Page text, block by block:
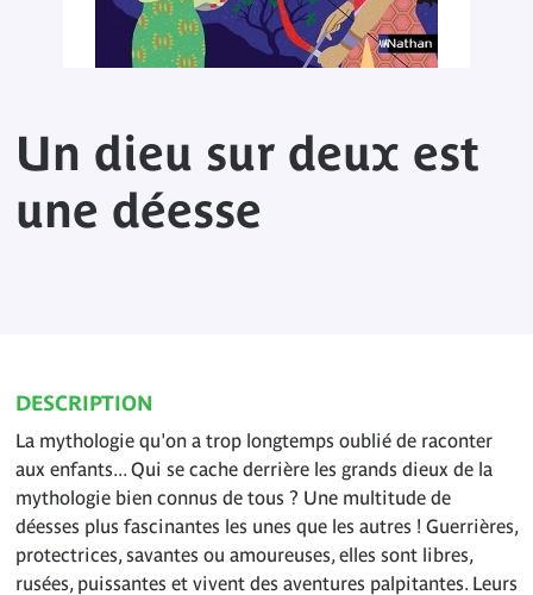
Un dieu sur deux est
une déesse
DESCRIPTION
La mythologie qu'on a trop longtemps oublié de raconter
aux enfants... Qui se cache derrière les grands dieux de la
mythologie bien connus de tous ? Une multitude de
déesses plus fascinantes les unes que les autres ! Guerrières,
protectrices, savantes ou amoureuses, elles sont libres,
rusées, puissantes et vivent des aventures palpitantes. Leurs